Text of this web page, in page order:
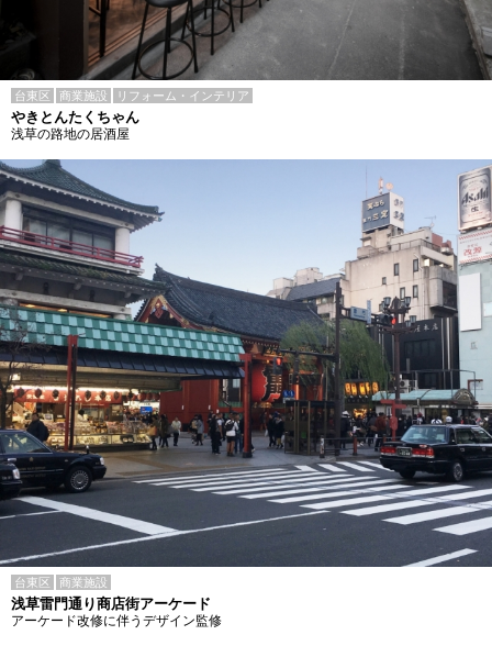
台東区 商業施設 リフォーム・インテリア
やきとんたくちゃん
浅草の路地の居酒屋
台東区 商業施設
浅草雷門通り商店街アーケード
アーケード改修に伴うデザイン監修